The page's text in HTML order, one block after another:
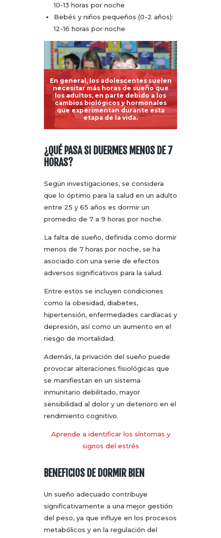
10-13 horas por noche
Bebés y niños pequeños (0-2 años):
12-16 horas por noche
En general, los adolescentes suelen
necesitar más horas de sueño que
los adultos, en parte debido a los
cambios biológicos y hormonales
que experimentan durante esta
etapa de la vida.
¿QUÉ PASA SI DUERMES MENOS DE 7
HORAS?
Según investigaciones, se considera
que lo óptimo para la salud en un adulto
entre 25 y 65 años es dormir un
promedio de 7 a 9 horas por noche.
La falta de sueño, definida como dormir
menos de 7 horas por noche, se ha
asociado con una serie de efectos
adversos significativos para la salud.
Entre estos se incluyen condiciones
como la obesidad, diabetes,
hipertensión, enfermedades cardíacas y
depresión, así como un aumento en el
riesgo de mortalidad.
Además, la privación del sueño puede
provocar alteraciones fisiológicas que
se manifiestan en un sistema
inmunitario debilitado, mayor
sensibilidad al dolor y un deterioro en el
rendimiento cognitivo.
Aprende a identificar los síntomas y
signos del estrés
BENEFICIOS DE DORMIR BIEN
Un sueño adecuado contribuye
significativamente a una mejor gestión
del peso, ya que influye en los procesos
metabólicos y en la regulación del